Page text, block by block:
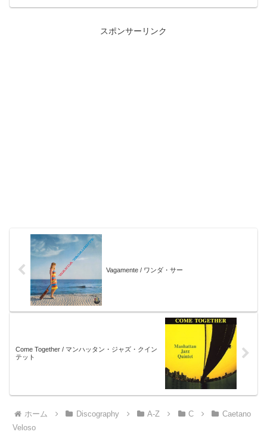
ギターと声の魅力を堪能できるとても特
スポンサーリンク
Vagamente / ワンダ・サー
Come Together / マンハッタン・ジャズ・クイン
テット
ホーム Discography A-Z C
Caetano
Veloso